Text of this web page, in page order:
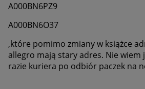
A000BN6PZ9
A000BN6O37
,które pomimo zmiany w książce
allegro mają stary adres. Nie wiem
razie kuriera po odbiór paczek na